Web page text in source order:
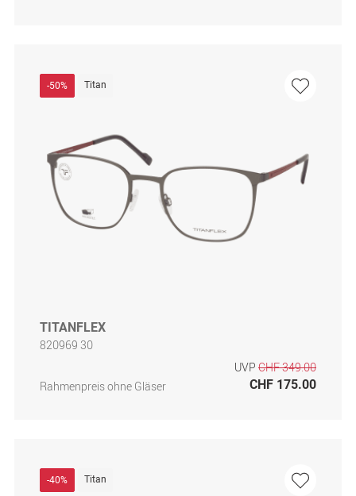
-50% Titan
TITANFLEX
820969 30
Rahmenpreis ohne Gläser
UVP CHF 349.00
CHF 175.00
-40% Titan